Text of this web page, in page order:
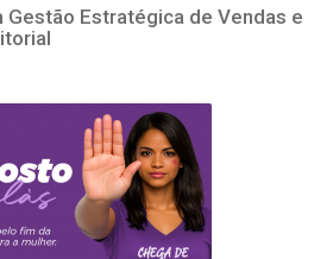
Estratégica de Vendas e